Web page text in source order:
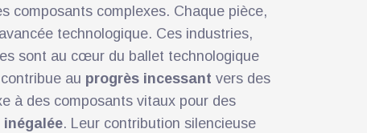
composants complexes. Chaque pièce,
technologique. Ces industries,
sont au cœur du ballet technologique
au progrès incessant vers des
à des composants vitaux pour des
inégalée. Leur contribution silencieuse